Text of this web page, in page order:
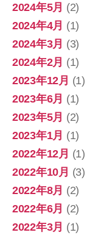
2024年5月 (2)
2024年4月 (1)
2024年3月 (3)
2024年2月 (1)
2023年12月 (1)
2023年6月 (1)
2023年5月 (2)
2023年1月 (1)
2022年12月 (1)
2022年10月 (3)
2022年8月 (2)
2022年6月 (2)
2022年3月 (1)